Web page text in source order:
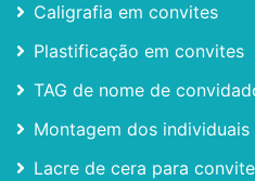
Caligrafia em convites
Plastificação em convites
TAG de nome de
Montagem dos
Lacre de cera para